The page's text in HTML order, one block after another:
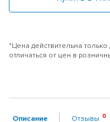
*Цена действительна
отличаться от цен в
Описание Отзывы